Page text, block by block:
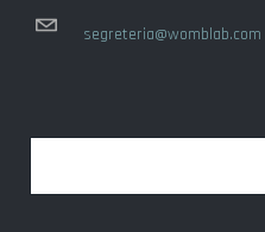
segreteria@womblab.com